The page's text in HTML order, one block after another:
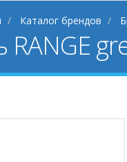
Каталог брендов
RANGE